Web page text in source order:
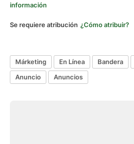
información
Se requiere atribución ¿Cómo atribuir?
Márketing En Línea Bandera
Anuncio
Anuncios